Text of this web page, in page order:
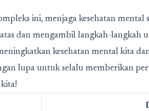
ini, menjaga kesehatan mental
dan mengambil langkah-langkah
kesehatan mental kita
lupa untuk selalu memberikan